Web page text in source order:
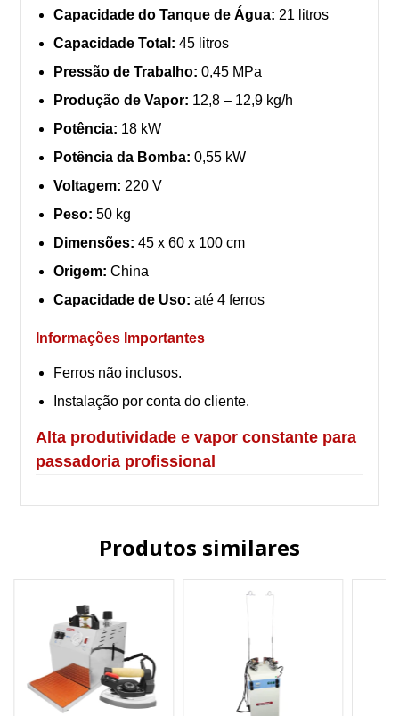
Capacidade do Tanque de Água: 21 litros
Capacidade Total: 45 litros
Pressão de Trabalho: 0,45 MPa
Produção de Vapor: 12,8 – 12,9 kg/h
Potência: 18 kW
Potência da Bomba: 0,55 kW
Voltagem: 220 V
Peso: 50 kg
Dimensões: 45 x 60 x 100 cm
Origem: China
Capacidade de Uso: até 4 ferros
Informações Importantes
Ferros não inclusos.
Instalação por conta do cliente.
Alta produtividade e vapor constante para
passadoria profissional
Produtos similares